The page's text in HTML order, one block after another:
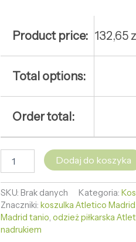
Product price: 132,65
Total options:
Order total:
Dodaj do koszyka
SKU: Brak danych Kategoria:
Znaczniki: koszulka Atletico
Madrid tanio, odzież piłkarska
nadrukiem